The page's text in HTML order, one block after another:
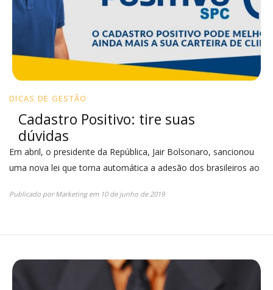
DICAS DE GESTÃO
Cadastro Positivo: tire suas
dúvidas
Em abril, o presidente da República, Jair Bolsonaro, sancionou
uma nova lei que torna automática a adesão dos brasileiros ao
Publicado porMarketingem 10 de junho de 2019